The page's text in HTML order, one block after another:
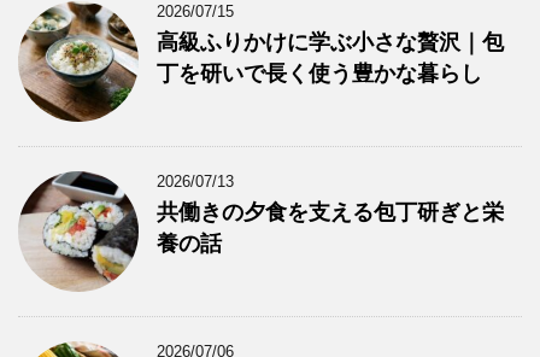
2026/07/15
高級ふりかけに学ぶ小さな贅沢｜包
丁を研いで長く使う豊かな暮らし
2026/07/13
共働きの夕食を支える包丁研ぎと栄
養の話
2026/07/06